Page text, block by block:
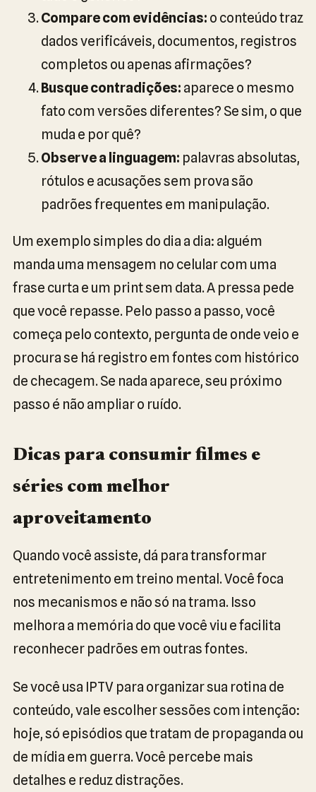
Compare com evidências: o conteúdo traz
dados verificáveis, documentos, registros
completos ou apenas afirmações?
Busque contradições: aparece o mesmo
fato com versões diferentes? Se sim, o que
muda e por quê?
Observe a linguagem: palavras absolutas,
rótulos e acusações sem prova são
padrões frequentes em manipulação.
Um exemplo simples do dia a dia: alguém
manda uma mensagem no celular com uma
frase curta e um print sem data. A pressa pede
que você repasse. Pelo passo a passo, você
começa pelo contexto, pergunta de onde veio e
procura se há registro em fontes com histórico
de checagem. Se nada aparece, seu próximo
passo é não ampliar o ruído.
Dicas para consumir filmes e
séries com melhor
aproveitamento
Quando você assiste, dá para transformar
entretenimento em treino mental. Você foca
nos mecanismos e não só na trama. Isso
melhora a memória do que você viu e facilita
reconhecer padrões em outras fontes.
Se você usa IPTV para organizar sua rotina de
conteúdo, vale escolher sessões com intenção:
hoje, só episódios que tratam de propaganda ou
de mídia em guerra. Você percebe mais
detalhes e reduz distrações.